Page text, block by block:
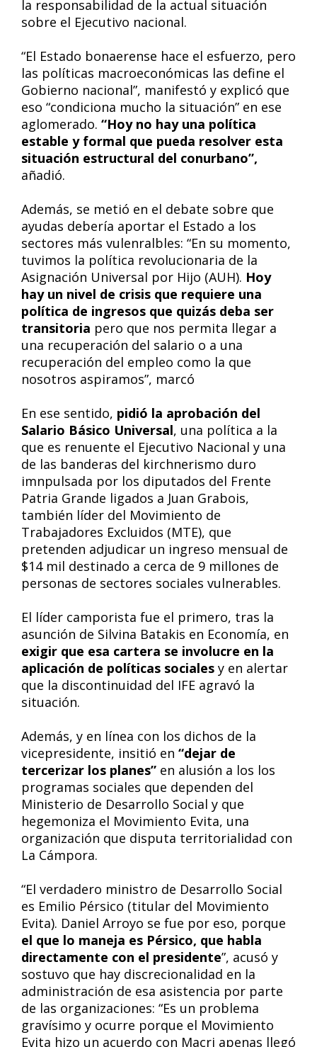
la responsabilidad de la actual situación
sobre el Ejecutivo nacional.
“El Estado bonaerense hace el esfuerzo, pero
las políticas macroeconómicas las define el
Gobierno nacional”, manifestó y explicó que
eso “condiciona mucho la situación” en ese
aglomerado. “Hoy no hay una política
estable y formal que pueda resolver esta
situación estructural del conurbano”,
añadió.
Además, se metió en el debate sobre que
ayudas debería aportar el Estado a los
sectores más vulenralbles: “En su momento,
tuvimos la política revolucionaria de la
Asignación Universal por Hijo (AUH). Hoy
hay un nivel de crisis que requiere una
política de ingresos que quizás deba ser
transitoria pero que nos permita llegar a
una recuperación del salario o a una
recuperación del empleo como la que
nosotros aspiramos”, marcó
En ese sentido, pidió la aprobación del
Salario Básico Universal, una política a la
que es renuente el Ejecutivo Nacional y una
de las banderas del kirchnerismo duro
imnpulsada por los diputados del Frente
Patria Grande ligados a Juan Grabois,
también líder del Movimiento de
Trabajadores Excluidos (MTE), que
pretenden adjudicar un ingreso mensual de
$14 mil destinado a cerca de 9 millones de
personas de sectores sociales vulnerables.
El líder camporista fue el primero, tras la
asunción de Silvina Batakis en Economía, en
exigir que esa cartera se involucre en la
aplicación de políticas sociales y en alertar
que la discontinuidad del IFE agravó la
situación.
Además, y en línea con los dichos de la
vicepresidente, insitió en “dejar de
tercerizar los planes” en alusión a los los
programas sociales que dependen del
Ministerio de Desarrollo Social y que
hegemoniza el Movimiento Evita, una
organización que disputa territorialidad con
La Cámpora.
“El verdadero ministro de Desarrollo Social
es Emilio Pérsico (titular del Movimiento
Evita). Daniel Arroyo se fue por eso, porque
el que lo maneja es Pérsico, que habla
directamente con el presidente”, acusó y
sostuvo que hay discrecionalidad en la
administración de esa asistencia por parte
de las organizaciones: “Es un problema
gravísimo y ocurre porque el Movimiento
Evita hizo un acuerdo con Macri apenas llegó